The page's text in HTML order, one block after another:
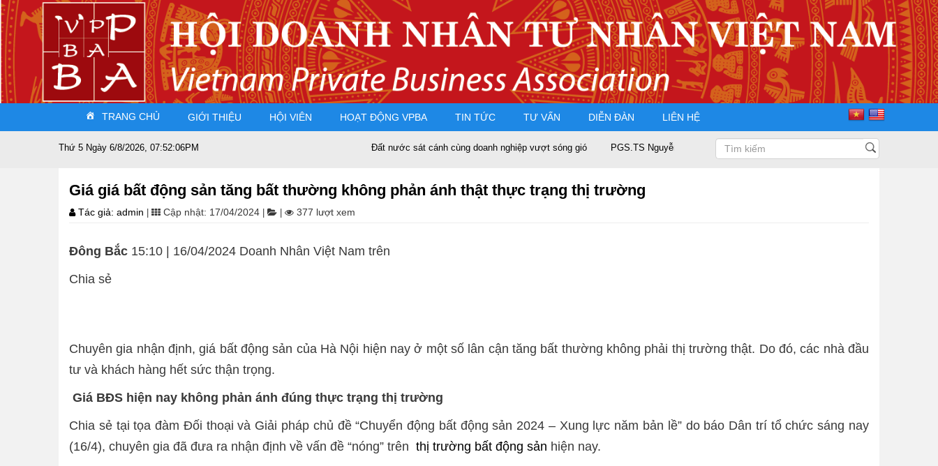
TRANG CHỦ GIỚI THIỆU HỘI VIÊN HOẠT ĐỘNG VPBA TIN TỨC TƯ VẤN DIỄN ĐÀN LIÊN HỆ
Thứ 5 Ngày 6/8/2026, 07:52:07PM Đất nước sát cánh cùng doanh nghiệp vượt sóng gió PGS.TS Nguyễn Trọng Điều tái đắc cử Chủ tịch Hội Doanh nhân Tư nhân Việt Nam
Giá giá bất động sản tăng bất thường không phản ánh thật thực trạng thị trường
Tác giả: admin Cập nhật: 17/04/2024 377 lượt xem
Đông Bắc 15:10 | 16/04/2024 Doanh Nhân Việt Nam trên
Chia sẻ
Chuyên gia nhận định, giá bất động sản của Hà Nội hiện nay ở một số lân cận tăng bất thường không phải thị trường thật. Do đó, các nhà đầu
tư và khách hàng hết sức thận trọng.
Giá BĐS hiện nay không phản ánh đúng thực trạng thị trường
Chia sẻ tại tọa đàm Đối thoại và Giải pháp chủ đề “Chuyển động bất động sản 2024 – Xung lực năm bản lề” do báo Dân trí tổ chức sáng nay
(16/4), chuyên gia đã đưa ra nhận định về vấn đề “nóng” trên thị trường bất động sản hiện nay.